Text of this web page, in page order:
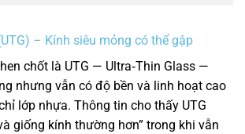
– Kính siêu mỏng có thể gập
chốt là UTG — Ultra‑Thin Glass —
nhưng vẫn có độ bền và linh hoạt cao
lớp nhựa. Thông tin cho thấy UTG
giống kính thường hơn” trong khi vẫn